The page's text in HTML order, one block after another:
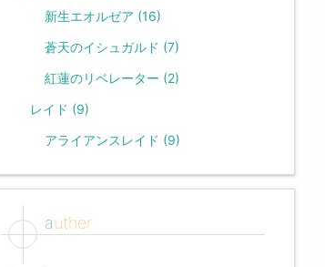
新生エオルゼア (16)
蒼天のイシュガルド (7)
紅蓮のリベレーター (2)
レイド (9)
アライアンスレイド (9)
auther